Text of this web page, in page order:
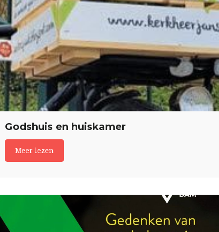
Godshuis en huiskamer
Meer lezen